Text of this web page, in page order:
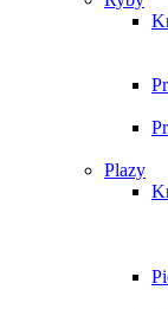
Plazy